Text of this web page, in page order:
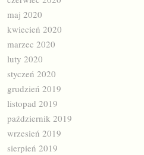
maj 2020
kwiecień 2020
marzec 2020
luty 2020
styczeń 2020
grudzień 2019
listopad 2019
październik 2019
wrzesień 2019
sierpień 2019